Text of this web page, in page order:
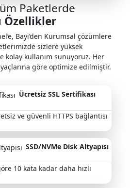
Paketlerde
Özellikler
Bayi’den Kurumsal çözümlere
sizlere yüksek
kolay kullanım sunuyoruz. Her
göre optimize edilmiştir.
Ücretsiz SSL Sertifikası
ve güvenli HTTPS bağlantısı
SSD/NVMe Disk Altyapısı
10 kata kadar daha hızlı